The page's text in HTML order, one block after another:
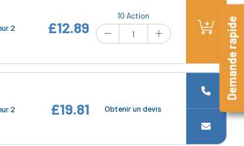
2
10 Action
£12.89
2
Obtenir un devis
£19.81
Demande rapide